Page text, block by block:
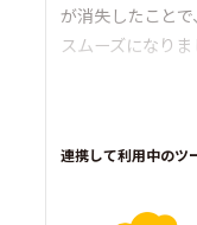
が消失したこと
スムーズになりま
連携して利用中のツ